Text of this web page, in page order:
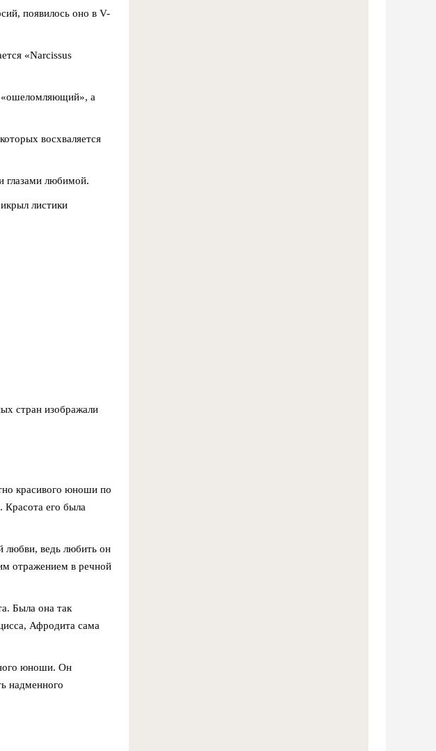
появилось оно в V-
«Narcissus
«ошеломляющий», а
восхваляется
глазами любимой.
листики
стран изображали
красивого юноши по
его была
любви, ведь любить он
отражением в речной
Была она так
Афродита сама
юноши. Он
надменного